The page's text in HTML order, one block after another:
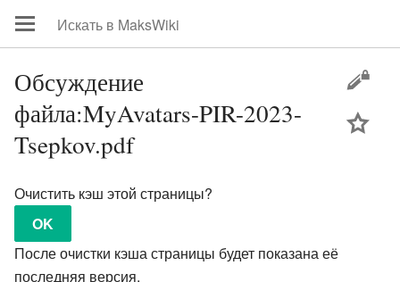
Обсуждение
файла:MyAvatars-PIR-2023-
Tsepkov.pdf
Очистить кэш этой страницы?
После очистки кэша страницы будет показана её
последняя версия.